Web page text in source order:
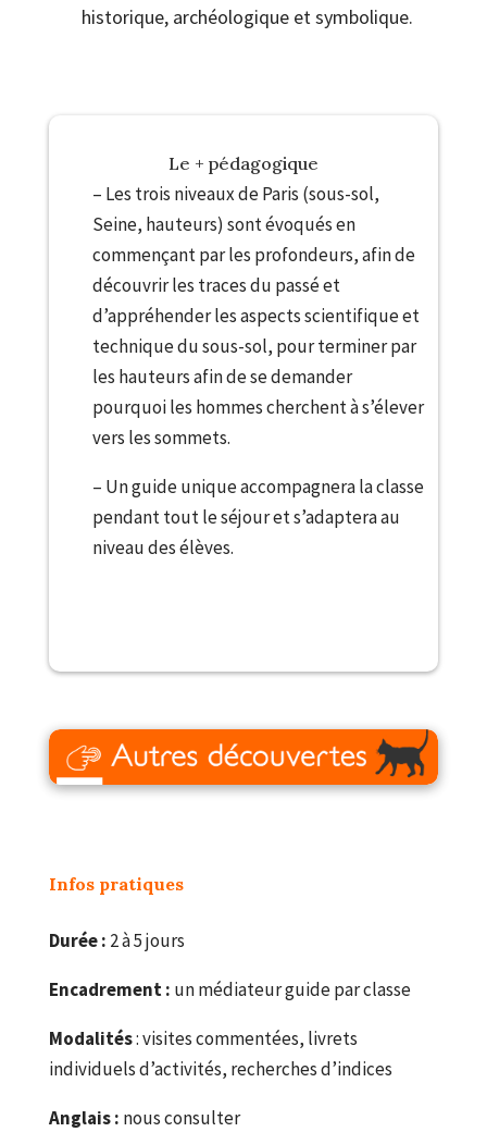
historique, archéologique et symbolique.
Le + pédagogique
– Les trois niveaux de Paris (sous-sol,
Seine, hauteurs) sont évoqués en
commençant par les profondeurs, afin de
découvrir les traces du passé et
d’appréhender les aspects scientifique et
technique du sous-sol, pour terminer par
les hauteurs afin de se demander
pourquoi les hommes cherchent à s’élever
vers les sommets.
– Un guide unique accompagnera la classe
pendant tout le séjour et s’adaptera au
niveau des élèves.
Infos pratiques
Durée : 2 à 5 jours
Encadrement : un médiateur guide par classe
Modalités: visites commentées, livrets
individuels d’activités, recherches d’indices
Anglais : nous consulter